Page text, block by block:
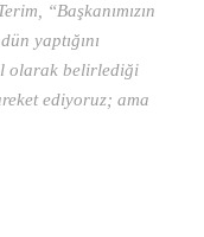
“Başkanımızın
yaptığını
olarak belirlediği
ediyoruz; ama